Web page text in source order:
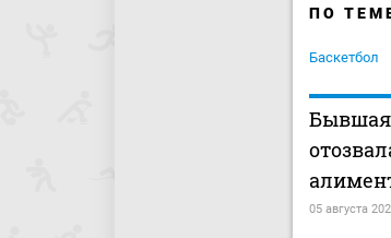
ПО
Баскетбол
Бывшая
05 августа